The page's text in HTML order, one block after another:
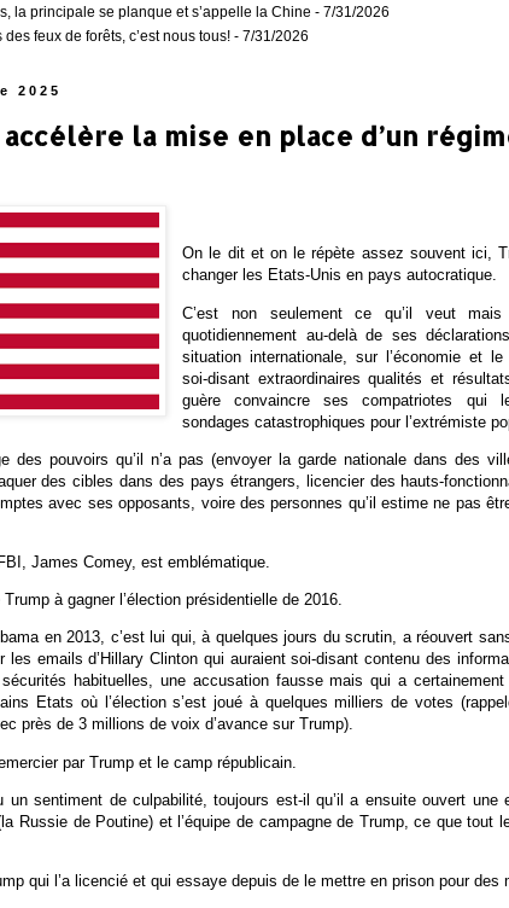
la principale se planque et s’appelle la Chine - 7/31/2026
feux de forêts, c’est nous tous! - 7/31/2026
2025
accélère la mise en place d’un
On le dit et on le répète assez souvent ici,
changer les Etats-Unis en pays autocratique.
C’est non seulement ce qu’il veut
quotidiennement au-delà de ses
situation internationale, sur l’économie et
soi-disant extraordinaires qualités et
guère convaincre ses compatriotes qui
sondages catastrophiques pour l’extrémiste
des pouvoirs qu’il n’a pas (envoyer la garde nationale dans des
des cibles dans des pays étrangers, licencier des hauts-
avec ses opposants, voire des personnes qu’il estime ne pas
James Comey, est emblématique.
à gagner l’élection présidentielle de 2016.
en 2013, c’est lui qui, à quelques jours du scrutin, a réouvert
les emails d’Hillary Clinton qui auraient soi-disant contenu des
habituelles, une accusation fausse mais qui a
Etats où l’élection s’est joué à quelques milliers de votes
près de 3 millions de voix d’avance sur Trump).
par Trump et le camp républicain.
un sentiment de culpabilité, toujours est-il qu’il a ensuite ouvert une
Russie de Poutine) et l’équipe de campagne de Trump, ce que tout
qui l’a licencié et qui essaye depuis de le mettre en prison pour des